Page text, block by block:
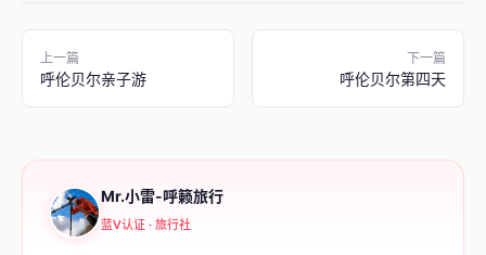
上一篇
呼伦贝尔亲子游
下一篇
呼伦贝尔第四天
Mr.小雷-呼籁旅行
蓝V认证 · 旅行社